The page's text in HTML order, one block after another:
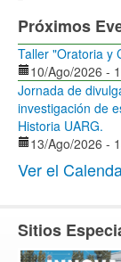
Próximos
Taller "Oratoria y
10/Ago/2026 -
Jornada de
investigación de
Historia UARG.
13/Ago/2026 -
Ver el
Sitios